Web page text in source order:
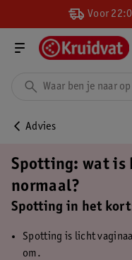
Voor
Advies
Spotting: wat is
normaal?
Spotting in het
Spotting is licht
om.